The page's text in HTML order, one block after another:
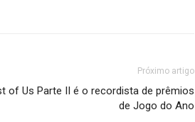
Próximo artigo
of Us Parte II é o recordista de prêmios
de Jogo do Ano